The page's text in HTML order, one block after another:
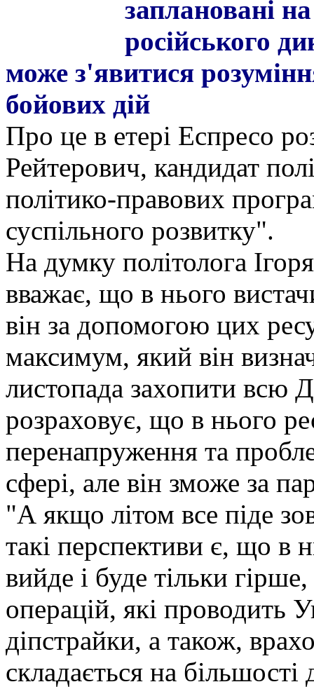
заплановані
російського
може з'явитися
бойових дій
Про це в етері Еспресо
Рейтерович, кандидат
політико-правових
суспільного розвитку".
На думку політолога
вважає, що в нього
він за допомогою цих
максимум, який він
листопада захопити всю
розраховує, що в нього
перенапруження та
сфері, але він зможе за
"А якщо літом все піде
такі перспективи є, що в
вийде і буде тільки
операцій, які проводить
діпстрайки, а також,
складається на